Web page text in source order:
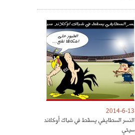
2014-6-13
النسر السطايفي يسقط في شباك أوكلاند
سيتي